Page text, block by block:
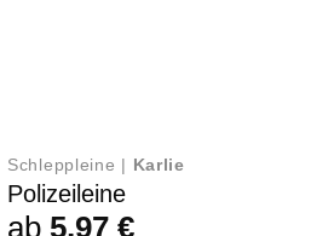
Schleppleine | Karlie
Polizeileine
ab 5,97€